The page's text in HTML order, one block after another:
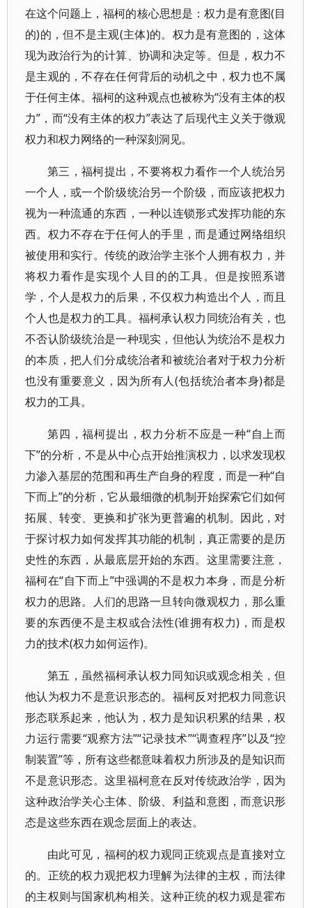
在这个问题上，福柯的核心思想是：权力是有意图(目
的)的，但不是主观(主体)的。权力是有意图的，这体
现为政治行为的计算、协调和决定等。但是，权力不
是主观的，不存在任何背后的动机之中，权力也不属
于任何主体。福柯的这种观点也被称为“没有主体的权
力”，而“没有主体的权力”表达了后现代主义关于微观
权力和权力网络的一种深刻洞见。
第三，福柯提出，不要将权力看作一个人统治另
一个人，或一个阶级统治另一个阶级，而应该把权力
视为一种流通的东西，一种以连锁形式发挥功能的东
西。权力不存在于任何人的手里，而是通过网络组织
被使用和实行。传统的政治学主张个人拥有权力，并
将权力看作是实现个人目的的工具。但是按照系谱
学，个人是权力的后果，不仅权力构造出个人，而且
个人也是权力的工具。福柯承认权力同统治有关，也
不否认阶级统治是一种现实，但他认为统治不是权力
的本质，把人们分成统治者和被统治者对于权力分析
也没有重要意义，因为所有人(包括统治者本身)都是
权力的工具。
第四，福柯提出，权力分析不应是一种“自上而
下”的分析，不是从中心点开始推演权力，以求发现权
力渗入基层的范围和再生产自身的程度，而是一种“自
下而上”的分析，它从最细微的机制开始探索它们如何
拓展、转变、更换和扩张为更普遍的机制。因此，对
于探讨权力如何发挥其功能的机制，真正需要的是历
史性的东西，从最底层开始的东西。这里需要注意，
福柯在“自下而上”中强调的不是权力本身，而是分析
权力的思路。人们的思路一旦转向微观权力，那么重
要的东西便不是主权或合法性(谁拥有权力)，而是权
力的技术(权力如何运作)。
第五，虽然福柯承认权力同知识或观念相关，但
他认为权力不是意识形态的。福柯反对把权力同意识
形态联系起来，他认为，权力是知识积累的结果，权
力运行需要“观察方法”“记录技术”“调查程序”以及“控
制装置”等，所有这些都意味着权力所涉及的是知识而
不是意识形态。这里福柯意在反对传统政治学，因为
这种政治学关心主体、阶级、利益和意图，而意识形
态是这些东西在观念层面上的表达。
由此可见，福柯的权力观同正统观点是直接对立
的。正统的权力观把权力理解为法律的主权，而法律
的主权则与国家机构相关。这种正统的权力观是霍布